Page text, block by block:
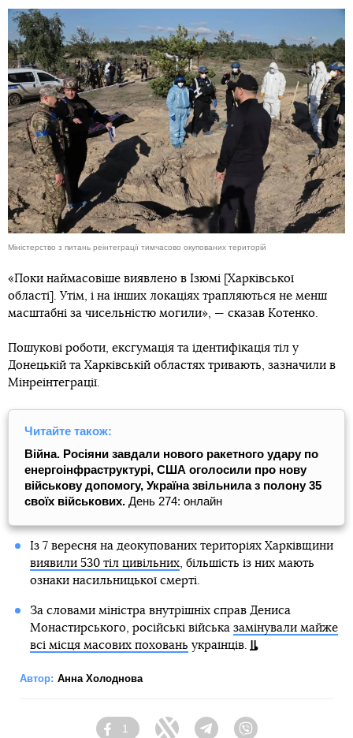
Міністерство з питань реінтеграції тимчасово окупованих територій
«Поки наймасовіше виявлено в Ізюмі [Харківської
області]. Утім, і на інших локаціях трапляються не менш
масштабні за чисельністю могили», — сказав Котенко.
Пошукові роботи, ексгумація та ідентифікація тіл у
Донецькій та Харківській областях тривають, зазначили в
Мінреінтеграції.
Читайте також:
Війна. Росіяни завдали нового ракетного удару по
енергоінфраструктурі, США оголосили про нову
військову допомогу, Україна звільнила з полону 35
своїх військових. День 274: онлайн
Із 7 вересня на деокупованих територіях Харківщини
виявили 530 тіл цивільних, більшість із них мають
ознаки насильницької смерті.
За словами міністра внутрішніх справ Дениса
Монастирського, російські війська замінували майже
всі місця масових поховань українців.
Автор: Анна Холоднова
1